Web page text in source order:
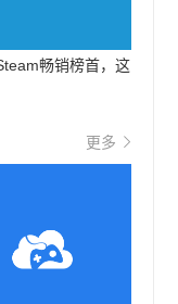
畅销榜首，这
更多